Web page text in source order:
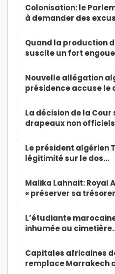
Colonisation: le
à demander des
Quand la production
suscite un fort
Nouvelle allégation
présidence accuse le
La décision de la
drapeaux non
Le président algérien
légitimité sur le dos…
Malika Lahnait: Royal
« préserver sa
L’étudiante
inhumée au
Capitales africaines
remplace Marrakech